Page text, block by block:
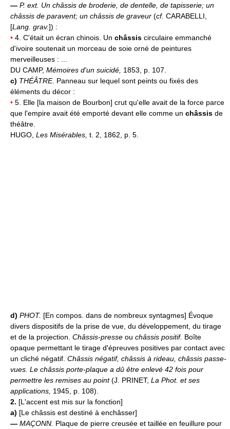
— P. ext. Un châssis de broderie, de dentelle, de tapisserie; un
châssis de paravent; un châssis de graveur (cf. CARABELLI,
[Lang. grav.]) :
• 4. C'était un écran chinois. Un châssis circulaire emmanché
d'ivoire soutenait un morceau de soie orné de peintures
merveilleuses : ...
DU CAMP, Mémoires d'un suicidé, 1853, p. 107.
c) THÉÂTRE. Panneau sur lequel sont peints ou fixés des
éléments du décor :
• 5. Elle [la maison de Bourbon] crut qu'elle avait de la force parce
que l'empire avait été emporté devant elle comme un châssis de
théâtre.
HUGO, Les Misérables, t. 2, 1862, p. 5.
d) PHOT. [En compos. dans de nombreux syntagmes] Évoque
divers dispositifs de la prise de vue, du développement, du tirage
et de la projection. Châssis-presse ou châssis positif. Boîte
opaque permettant le tirage d'épreuves positives par contact avec
un cliché négatif. Châssis négatif, châssis à rideau, châssis passe-
vues. Le châssis porte-plaque a dû être enlevé 42 fois pour
permettre les remises au point(J. PRINET, La Phot. et ses
applications, 1945, p. 108).
2. [L'accent est mis sur la fonction]
a) [Le châssis est destiné à enchâsser]
— MAÇONN. Plaque de pierre creusée et taillée en feuillure pour